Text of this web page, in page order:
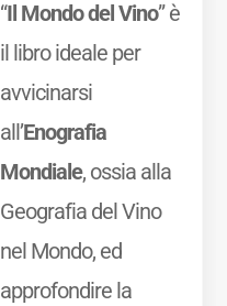
“Il Mondo del Vino” è
il libro ideale per
avvicinarsi
all’Enografia
Mondiale, ossia alla
Geografia del Vino
nel Mondo, ed
approfondire la